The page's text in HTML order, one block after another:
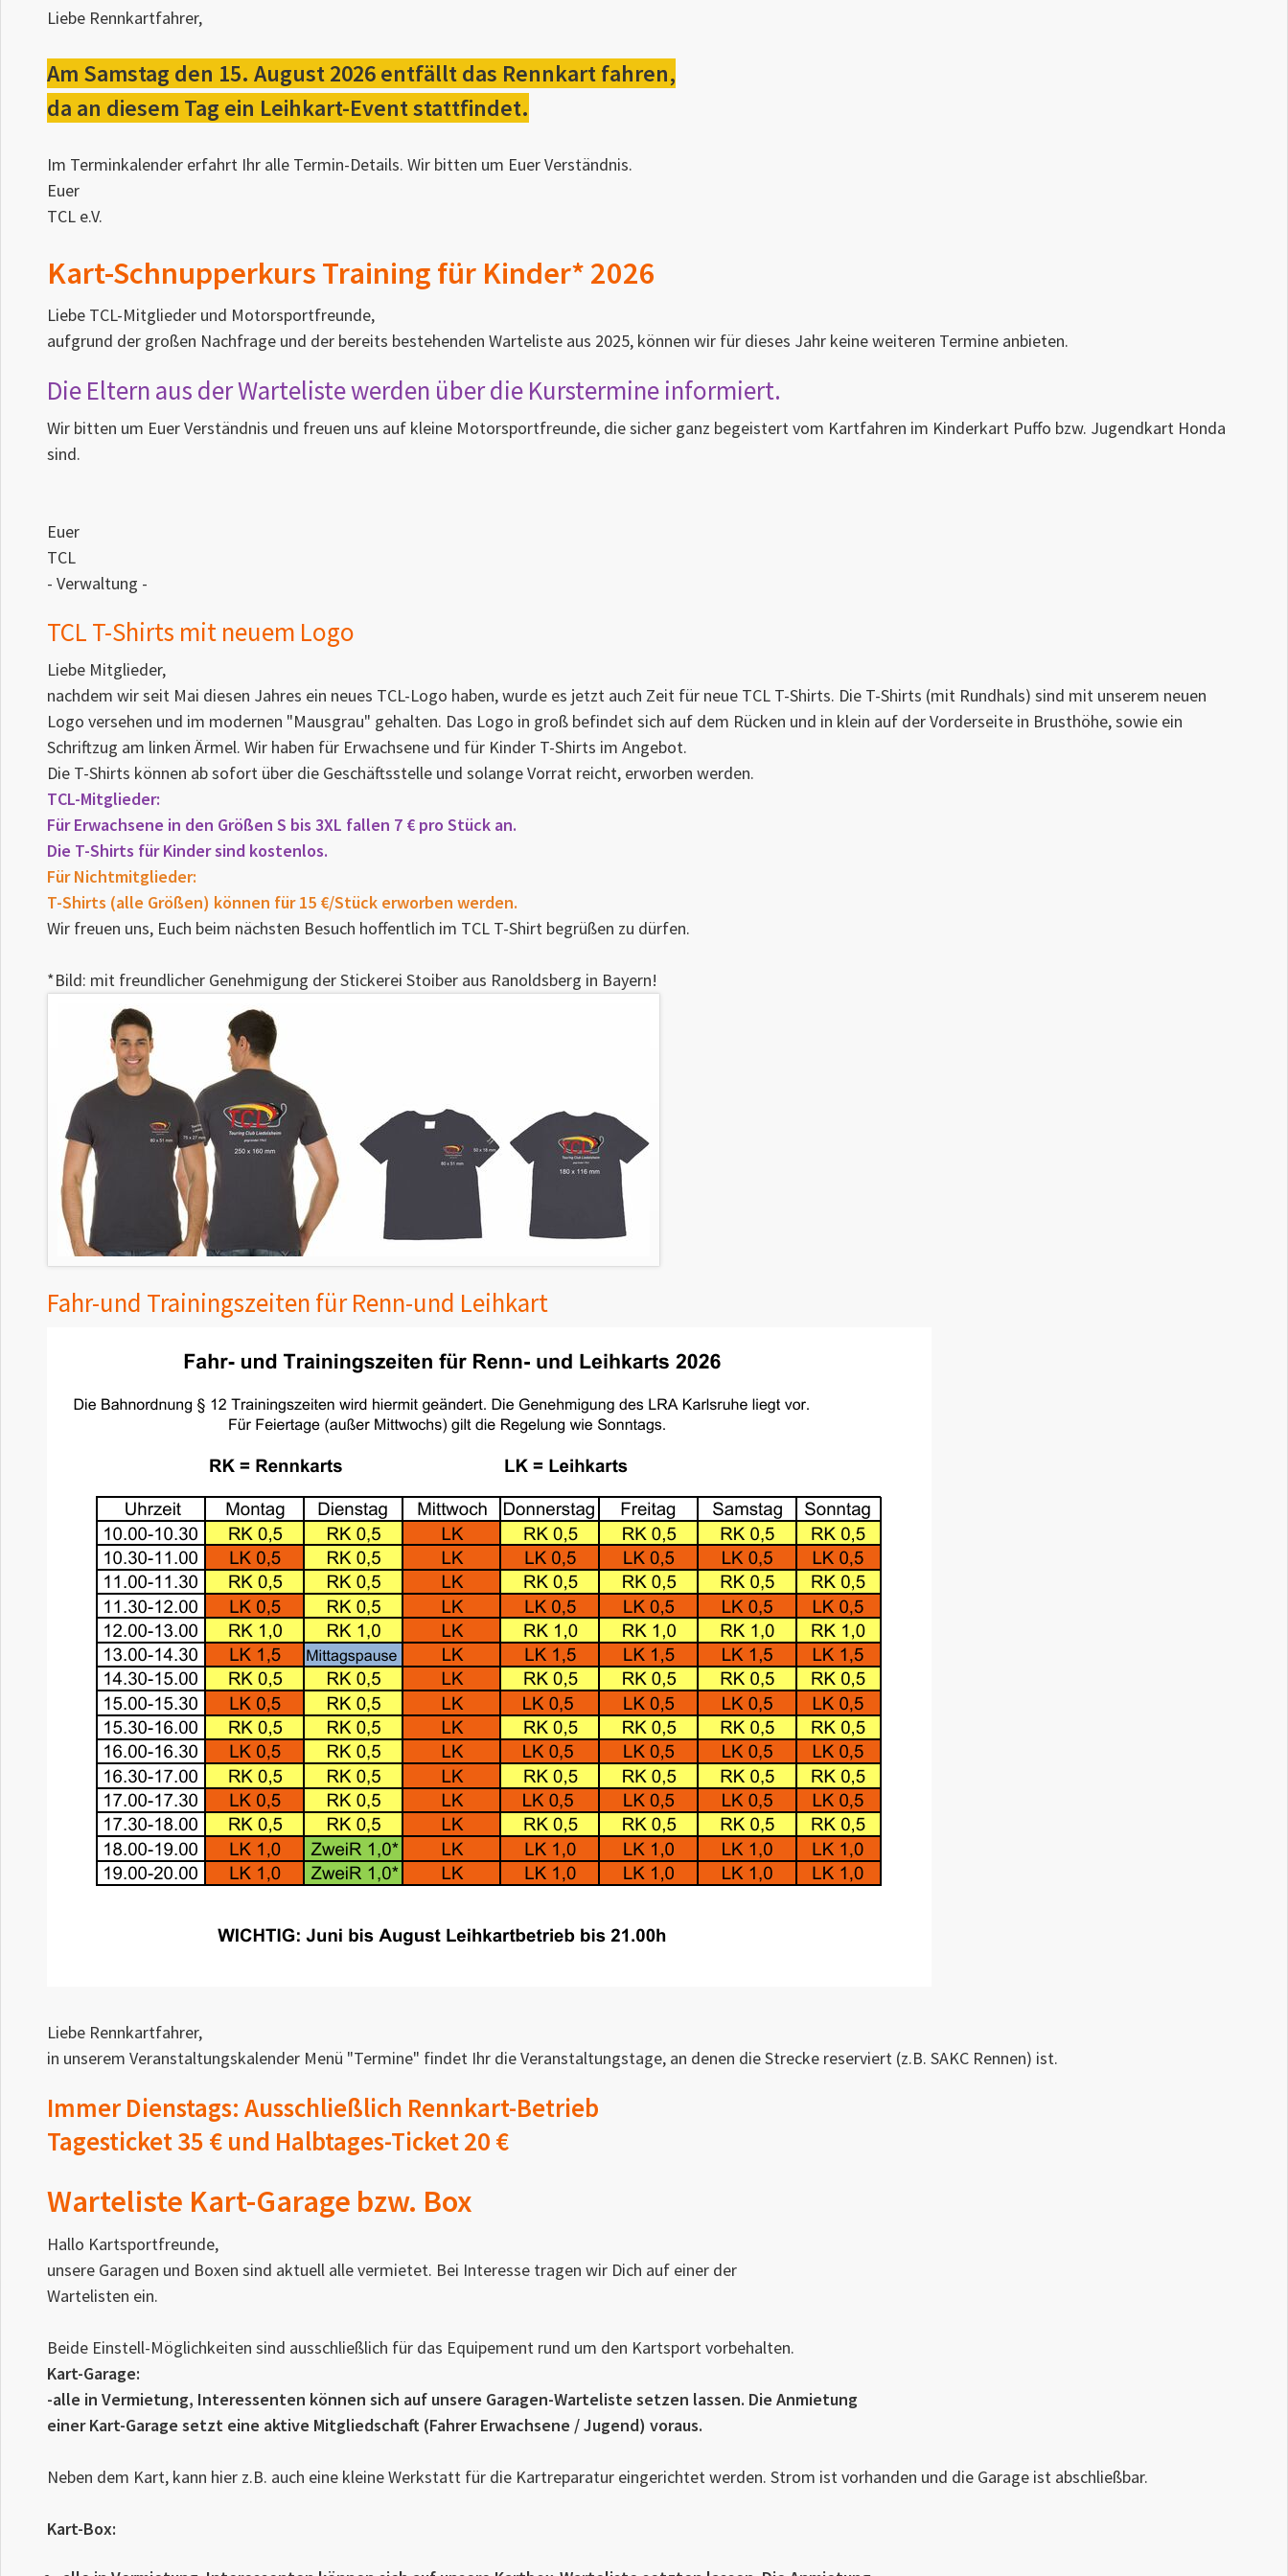
Liebe Rennkartfahrer,
Am Samstag den 15. August 2026 entfällt das Rennkart fahren,
da an diesem Tag ein Leihkart-Event stattfindet.
Im Terminkalender erfahrt Ihr alle Termin-Details. Wir bitten um Euer Verständnis.
Euer
TCL e.V.
Kart-Schnupperkurs Training für Kinder* 2026
Liebe TCL-Mitglieder und Motorsportfreunde,
aufgrund der großen Nachfrage und der bereits bestehenden Warteliste aus 2025, können wir für dieses Jahr keine weiteren Termine anbieten.
Die Eltern aus der Warteliste werden über die Kurstermine informiert.
Wir bitten um Euer Verständnis und freuen uns auf kleine Motorsportfreunde, die sicher ganz begeistert vom Kartfahren im Kinderkart Puffo bzw. Jugendkart Honda
sind.
Euer
TCL
- Verwaltung -
TCL T-Shirts mit neuem Logo
Liebe Mitglieder,
nachdem wir seit Mai diesen Jahres ein neues TCL-Logo haben, wurde es jetzt auch Zeit für neue TCL T-Shirts. Die T-Shirts (mit Rundhals) sind mit unserem neuen
Logo versehen und im modernen "Mausgrau" gehalten. Das Logo in groß befindet sich auf dem Rücken und in klein auf der Vorderseite in Brusthöhe, sowie ein
Schriftzug am linken Ärmel. Wir haben für Erwachsene und für Kinder T-Shirts im Angebot.
Die T-Shirts können ab sofort über die Geschäftsstelle und solange Vorrat reicht, erworben werden.
TCL-Mitglieder:
Für Erwachsene in den Größen S bis 3XL fallen 7 € pro Stück an.
Die T-Shirts für Kinder sind kostenlos.
Für Nichtmitglieder:
T-Shirts (alle Größen) können für 15 €/Stück erworben werden.
Wir freuen uns, Euch beim nächsten Besuch hoffentlich im TCL T-Shirt begrüßen zu dürfen.
*Bild: mit freundlicher Genehmigung der Stickerei Stoiber aus Ranoldsberg in Bayern!
Fahr-und Trainingszeiten für Renn-und Leihkart
Liebe Rennkartfahrer,
in unserem Veranstaltungskalender Menü "Termine" findet Ihr die Veranstaltungstage, an denen die Strecke reserviert (z.B. SAKC Rennen) ist.
Immer Dienstags: Ausschließlich Rennkart-Betrieb
Tagesticket 35 € und Halbtages-Ticket 20 €
Warteliste Kart-Garage bzw. Box
Hallo Kartsportfreunde,
unsere Garagen und Boxen sind aktuell alle vermietet. Bei Interesse tragen wir Dich auf einer der
Wartelisten ein.
Beide Einstell-Möglichkeiten sind ausschließlich für das Equipement rund um den Kartsport vorbehalten.
Kart-Garage:
-alle in Vermietung, Interessenten können sich auf unsere Garagen-Warteliste setzen lassen. Die Anmietung
einer Kart-Garage setzt eine aktive Mitgliedschaft (Fahrer Erwachsene / Jugend) voraus.
Neben dem Kart, kann hier z.B. auch eine kleine Werkstatt für die Kartreparatur eingerichtet werden. Strom ist vorhanden und die Garage ist abschließbar.
Kart-Box: